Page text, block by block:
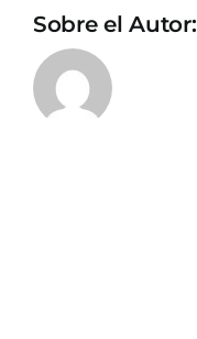
Sobre el Autor: